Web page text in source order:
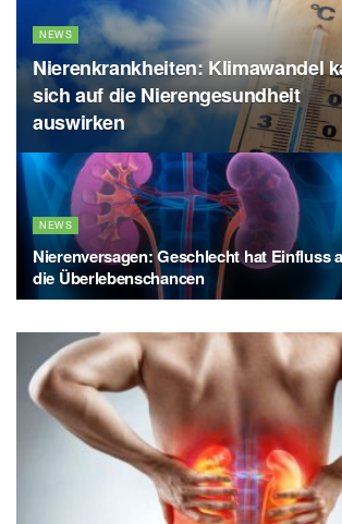
NEWS
Nierenkrankheiten: Klimawandel
sich auf die Nierengesundheit
auswirken
NEWS
Nierenversagen: Geschlecht hat Einfluss
die Überlebenschancen